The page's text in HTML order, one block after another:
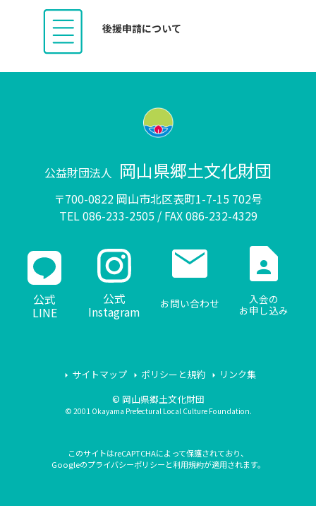
後援申請について
公益財団法人 岡山県郷土文化財団
〒700-0822 岡山市北区表町1-7-15 702号
TEL 086-233-2505 / FAX 086-232-4329
公式
LINE
公式
Instagram
mail
お問い合わせ
contact_page
入会の
お申し込み
サイトマップ ポリシーと規約
リンク集
© 岡山県郷土文化財団
© 2001 Okayama Prefectural Local Culture Foundation.
このサイトはreCAPTCHAによって保護されており、
Googleのプライバシーポリシーと利用規約が適用されます。